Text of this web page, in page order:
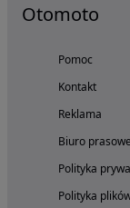
Otomoto
Pomoc
Kontakt
Reklama
Biuro prasowe
Polityka
Polityka